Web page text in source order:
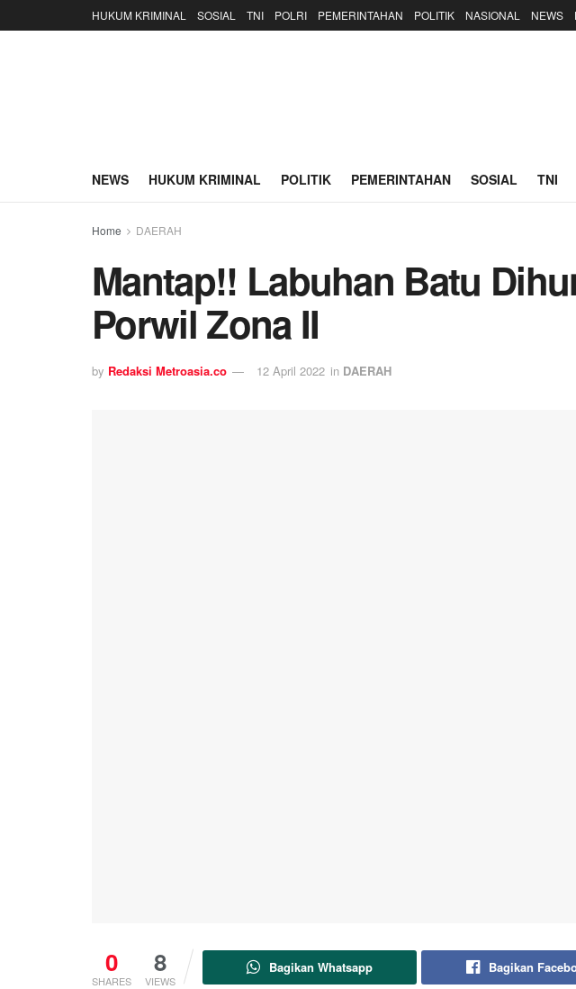
HUKUM KRIMINAL SOSIAL TNI POLRI PEMERINTAHAN POLITIK NASIONAL NEWS
NEWS HUKUM KRIMINAL POLITIK PEMERINTAHAN SOSIAL TNI
Home DAERAH
Mantap!! Labuhan Batu
Porwil Zona II
by Redaksi Metroasia.co 12 April 2022 in DAERAH
0
SHARES
8
VIEWS
Bagikan Whatsapp Bagikan